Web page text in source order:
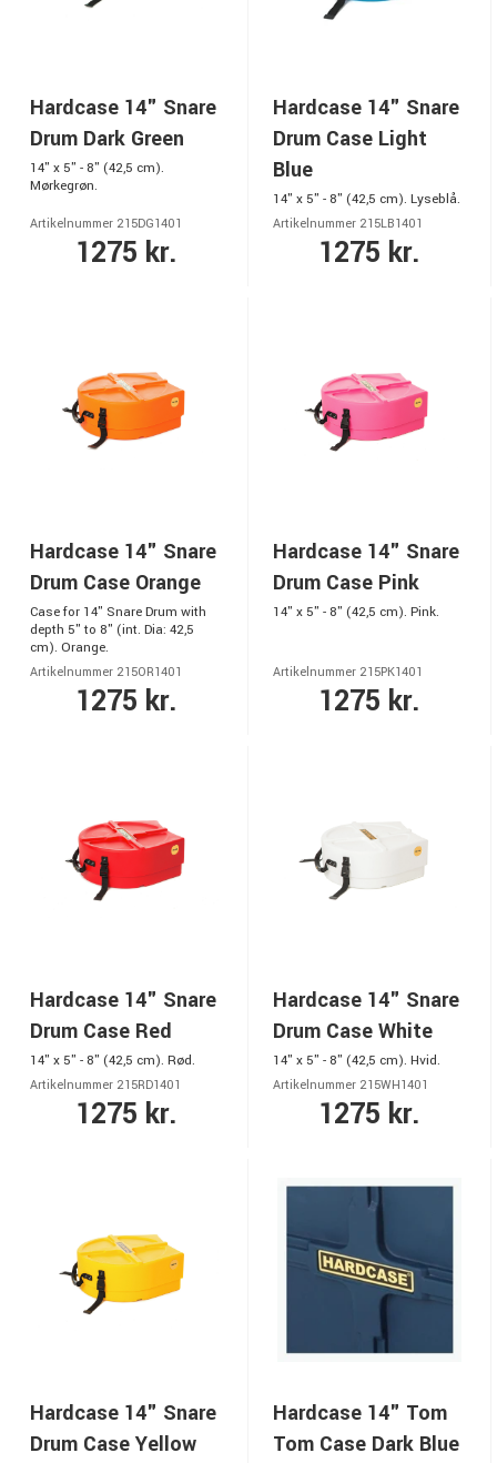
Hardcase 14" Snare
Drum Dark Green
14" x 5" - 8" (42,5 cm).
Mørkegrøn.
Artikelnummer 215DG1401
1275 kr.
Hardcase 14" Snare
Drum Case Light
Blue
14" x 5" - 8" (42,5 cm). Lyseblå.
Artikelnummer 215LB1401
1275 kr.
Hardcase 14" Snare
Drum Case Orange
Case for 14" Snare Drum with
depth 5" to 8" (int. Dia: 42,5
cm). Orange.
Artikelnummer 215OR1401
1275 kr.
Hardcase 14" Snare
Drum Case Pink
14" x 5" - 8" (42,5 cm). Pink.
Artikelnummer 215PK1401
1275 kr.
Hardcase 14" Snare
Drum Case Red
14" x 5" - 8" (42,5 cm). Rød.
Artikelnummer 215RD1401
1275 kr.
Hardcase 14" Snare
Drum Case White
14" x 5" - 8" (42,5 cm). Hvid.
Artikelnummer 215WH1401
1275 kr.
Hardcase 14" Snare
Drum Case Yellow
Hardcase 14" Tom
Tom Case Dark Blue